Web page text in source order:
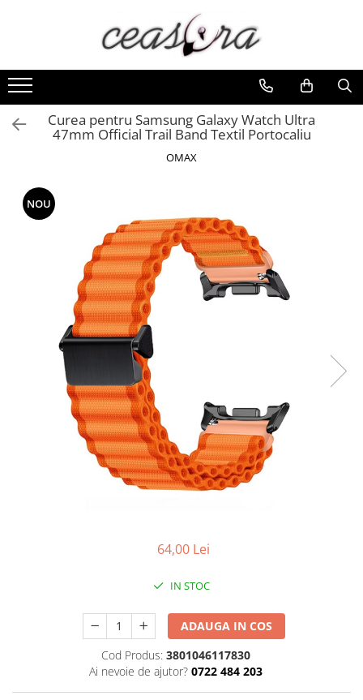
Toate Produsele
Baterii
AA, AAA, 9V
Accesorii baterii
Butoni
CR 3V
Ceasuri Accurist
Ceasuri Casio
Ceasuri Daniel Klein
Ceasuri Lorus
Ceasuri Police
Ceasuri Q&Q
Ceasuri Q&Q Attractive
Ceasuri Reflex
Ceasuri Sekonda
Ceasuri Timberland
Curele Ceasuri
Curele Apple Watch
Curea pentru Samsung Galaxy Watch Ultra
47mm Official Trail Band Textil Portocaliu
OMAX
NOU
64,00 Lei
IN STOC
ADAUGA IN COS
Cod Produs: 3801046117830
Ai nevoie de ajutor? 0722 484 203